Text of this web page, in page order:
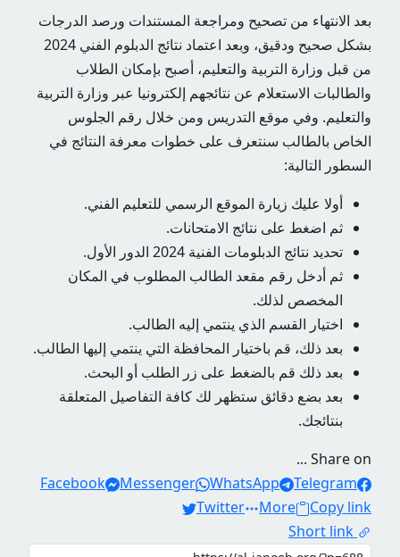
بعد الانتهاء من تصحيح ومراجعة المستندات ورصد الدرجات
بشكل صحيح ودقيق، وبعد اعتماد نتائج الدبلوم الفني 2024
من قبل وزارة التربية والتعليم، أصبح بإمكان الطلاب
والطالبات الاستعلام عن نتائجهم إلكترونيا عبر وزارة التربية
والتعليم. وفي موقع التدريس ومن خلال رقم الجلوس
الخاص بالطالب سنتعرف على خطوات معرفة النتائج في
السطور التالية:
أولا عليك زيارة الموقع الرسمي للتعليم الفني.
ثم اضغط على نتائج الامتحانات.
تحديد نتائج الدبلومات الفنية 2024 الدور الأول.
ثم أدخل رقم مقعد الطالب المطلوب في المكان
المخصص لذلك.
اختيار القسم الذي ينتمي إليه الطالب.
بعد ذلك، قم باختيار المحافظة التي ينتمي إليها الطالب.
بعد ذلك قم بالضغط على زر الطلب أو البحث.
بعد بضع دقائق ستظهر لك كافة التفاصيل المتعلقة
بنتائجك.
Share on ...
Facebook
Messenger WhatsApp
Telegram
Twitter
More
Copy link
Short link